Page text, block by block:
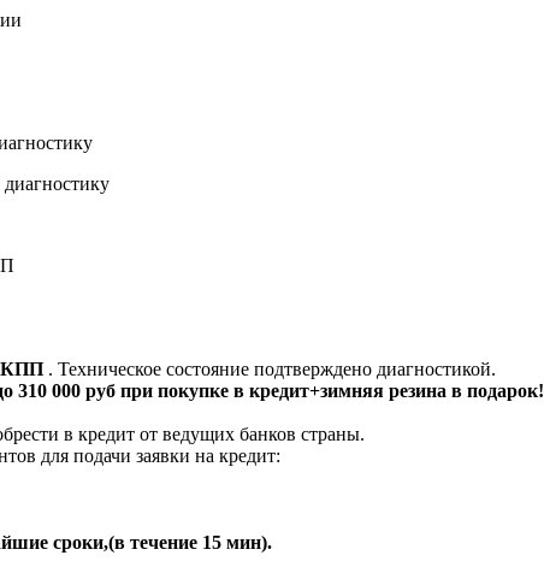
КПП . Техническое состояние подтверждено диагностикой.
310 000 руб при покупке в кредит+зимняя резина в подарок!
в кредит от ведущих банков страны.
для подачи заявки на кредит:
сроки,(в течение 15 мин).